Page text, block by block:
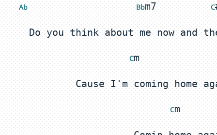
Ab Bbm7 C
C
C